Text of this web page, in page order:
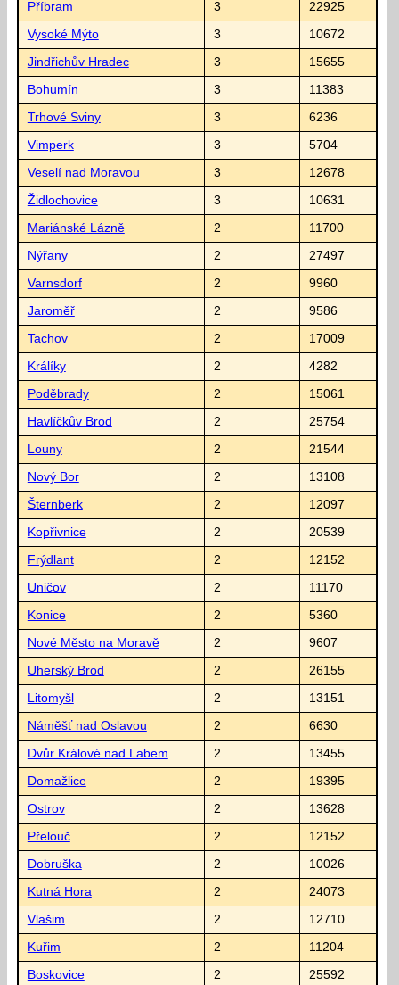
Příbram 3 22925
Vysoké Mýto 3 10672
Jindřichův Hradec 3 15655
Bohumín 3 11383
Trhové Sviny 3 6236
Vimperk 3 5704
Veselí nad Moravou 3 12678
Židlochovice 3 10631
Mariánské Lázně 2 11700
Nýřany 2 27497
Varnsdorf 2 9960
Jaroměř 2 9586
Tachov 2 17009
Králíky 2 4282
Poděbrady 2 15061
Havlíčkův Brod 2 25754
Louny 2 21544
Nový Bor 2 13108
Šternberk 2 12097
Kopřivnice 2 20539
Frýdlant 2 12152
Uničov 2 11170
Konice 2 5360
Nové Město na Moravě 2 9607
Uherský Brod 2 26155
Litomyšl 2 13151
Náměšť nad Oslavou 2 6630
Dvůr Králové nad Labem 2 13455
Domažlice 2 19395
Ostrov 2 13628
Přelouč 2 12152
Dobruška 2 10026
Kutná Hora 2 24073
Vlašim 2 12710
Kuřim 2 11204
Boskovice 2 25592